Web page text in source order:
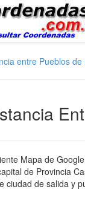
entre Pueblos de
Mapa de
de Provincia
ciudad de salida y